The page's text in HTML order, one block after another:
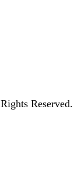
Reserved.